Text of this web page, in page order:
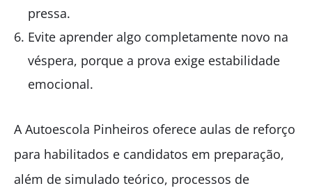
pressa.
Evite aprender algo completamente novo na
véspera, porque a prova exige estabilidade
emocional.
A Autoescola Pinheiros oferece aulas de reforço
para habilitados e candidatos em preparação,
além de simulado teórico, processos de